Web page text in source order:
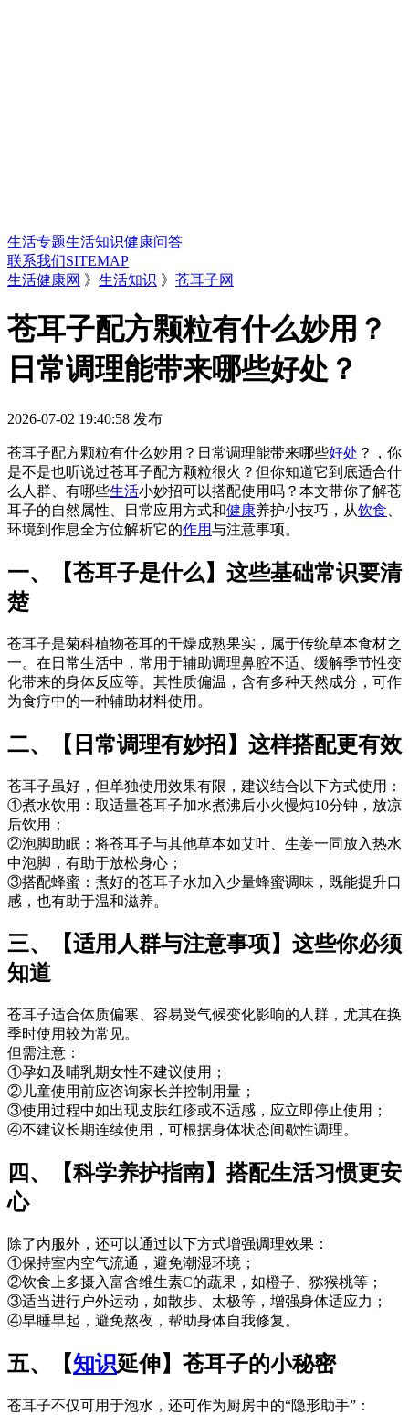
生活专题生活知识健康问答
联系我们SITEMAP
生活健康网 》 生活知识 》 苍耳子网
苍耳子配方颗粒有什么妙用？
日常调理能带来哪些好处？
2026-07-02 19:40:58 发布
苍耳子配方颗粒有什么妙用？日常调理能带来哪些好处 ？，你
是不是也听说过苍耳子配方颗粒很火？但你知道它到底适合什
么人群、有哪些生活小妙招可以搭配使用吗？本文带你了解苍
耳子的自然属性、日常应用方式和健康养护小技巧，从饮食
环境到作息全方位解析它的作用与注意事项。
一、【苍耳子是什么】这些基础常识要清
楚
苍耳子是菊科植物苍耳的干燥成熟果实，属于传统草本食材之
一。在日常生活中，常用于辅助调理鼻腔不适、缓解季节性变
化带来的身体反应等。其性质偏温，含有多种天然成分，可作
为食疗中的一种辅助材料使用。
二、【日常调理有妙招】这样搭配更有效
苍耳子虽好，但单独使用效果有限，建议结合以下方式使用：
①煮水饮用：取适量苍耳子加水煮沸后小火慢炖10分钟，放凉
后饮用；
②泡脚助眠：将苍耳子与其他草本如艾叶、生姜一同放入热水
中泡脚，有助于放松身心；
③搭配蜂蜜：煮好的苍耳子水加入少量蜂蜜调味，既能提升口
感，也有助于温和滋养。
三、【适用人群与注意事项】这些你必须
知道
苍耳子适合体质偏寒、容易受气候变化影响的人群，尤其在换
季时使用较为常见。
但需注意：
①孕妇及哺乳期女性不建议使用；
②儿童使用前应咨询家长并控制用量；
③使用过程中如出现皮肤红疹或不适感，应立即停止使用；
④不建议长期连续使用，可根据身体状态间歇性调理。
四、【科学养护指南】搭配生活习惯更安
心
除了内服外，还可以通过以下方式增强调理效果：
①保持室内空气流通，避免潮湿环境；
②饮食上多摄入富含维生素C的蔬果，如橙子、猕猴桃等；
③适当进行户外运动，如散步、太极等，增强身体适应力；
④早睡早起，避免熬夜，帮助身体自我修复。
五、【知识延伸】苍耳子的小秘密
苍耳子不仅可用于泡水，还可作为厨房中的“隐形助手”：